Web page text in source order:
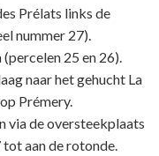
Prélats links de
nummer 27).
25 en 26).
naar het gehucht La
Prémery.
via de oversteekplaats
aan de rotonde.